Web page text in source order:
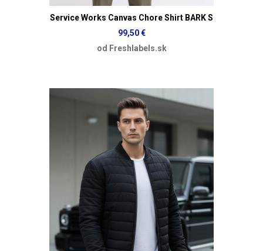
Service Works Canvas Chore Shirt BARK S
99,50 €
od Freshlabels.sk